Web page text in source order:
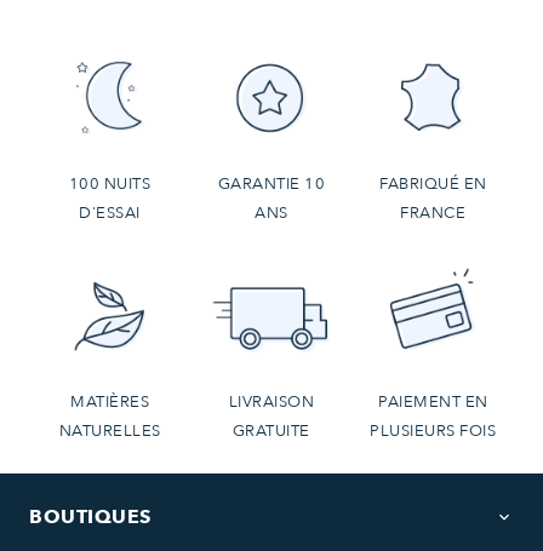
100 NUITS
D'ESSAI
GARANTIE 10
ANS
FABRIQUÉ EN
FRANCE
MATIÈRES
NATURELLES
LIVRAISON
GRATUITE
PAIEMENT EN
PLUSIEURS FOIS
BOUTIQUES keyboard_arrow_down